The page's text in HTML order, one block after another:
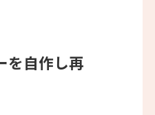
を自作し再